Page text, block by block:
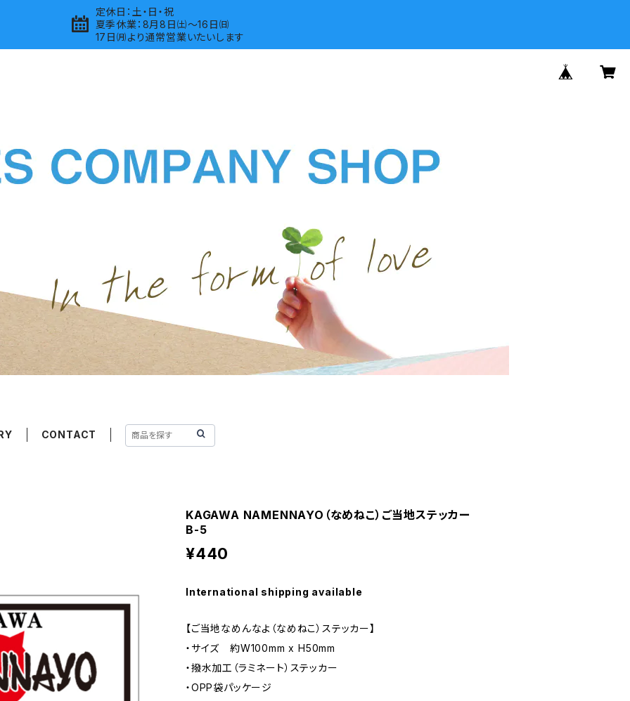
定休日：土・日・祝
夏季休業：8月8日㈯～16日㈰
17日㈪より通常営業いたいします
CONTACT
KAGAWA NAMENNAYO（なめねこ）ご当地ステッカー
B-5
¥440
International shipping available
【ご当地なめんなよ（なめねこ）ステッカー】
・サイズ 約W100mm x H50mm
・撥水加工（ラミネート）ステッカー
・OPP袋パッケージ